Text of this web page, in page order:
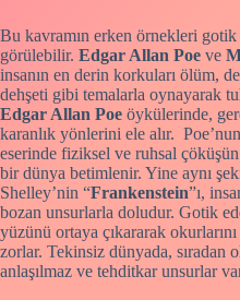
Bu kavramın erken örnekleri
görülebilir. Edgar Allan Poe ve
insanın en derin korkuları ölüm,
dehşeti gibi temalarla oynayarak
Edgar Allan Poe öykülerinde,
karanlık yönlerini ele alır.
eserinde fiziksel ve ruhsal
bir dünya betimlenir. Yine aynı
Shelley’nin “Frankenstein”ı,
bozan unsurlarla doludur. Gotik
yüzünü ortaya çıkararak
zorlar. Tekinsiz dünyada, sıradan
anlaşılmaz ve tehditkar unsurlar